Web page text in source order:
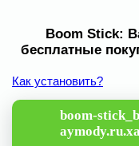
Boom Stick:
бесплатные
Как установить?
boom-